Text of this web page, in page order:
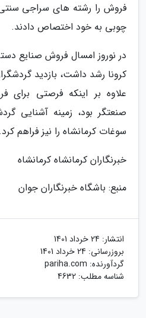
فروش را رشته های سراجی
چوبی به خود اختصاص دادند.
در نوروز امسال فروش صنایع
کرونا رشد داشت، بازدید
علاوه بر اینکه فرصتی برای
صنعتگر بود، زمینه آشنایی
سوغات کرمانشاه را نیز فراهم کرد.
خبرنگاران کرمانشاه کرمانشاه
منبع: باشگاه خبرنگاران جوان
انتشار: 24 خرداد 1401
بروزرسانی: 24 خرداد 1401
گردآورنده: pariha.com
شناسه مطلب: 4632